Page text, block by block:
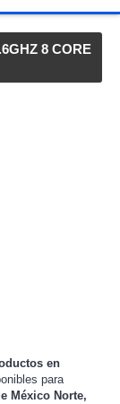
8 CORE
en
para
México Norte,